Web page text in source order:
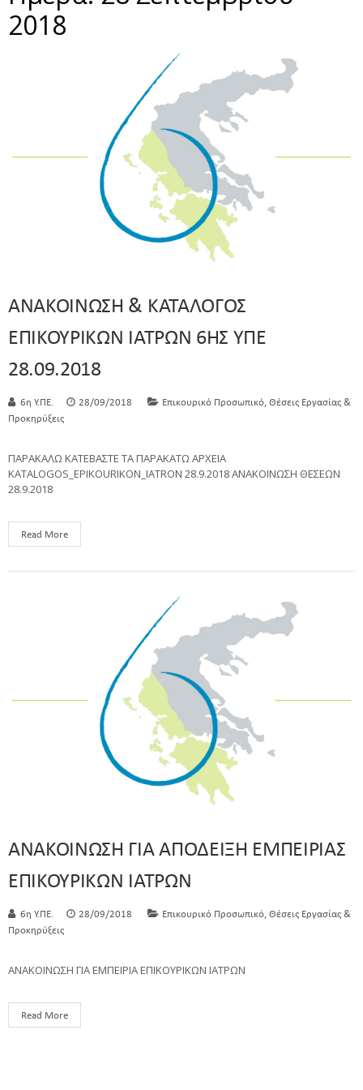
2018
ΑΝΑΚΟΙΝΩΣΗ & ΚΑΤΑΛΟΓΟΣ
ΕΠΙΚΟΥΡΙΚΩΝ ΙΑΤΡΩΝ 6ΗΣ ΥΠΕ
28.09.2018
6η Υ.ΠΕ. 28/09/2018 Επικουρικό Προσωπικό, Θέσεις Εργασίας &
Προκηρύξεις
ΠΑΡΑΚΑΛΩ ΚΑΤΕΒΑΣΤΕ ΤΑ ΠΑΡΑΚΑΤΩ ΑΡΧΕΙΑ
KATALOGOS_EPIKOURIKON_IATRON 28.9.2018 ΑΝΑΚΟΙΝΩΣΗ ΘΕΣΕΩΝ
28.9.2018
Read More
ΑΝΑΚΟΙΝΩΣΗ ΓΙΑ ΑΠΟΔΕΙΞΗ ΕΜΠΕΙΡΙΑΣ
ΕΠΙΚΟΥΡΙΚΩΝ ΙΑΤΡΩΝ
6η Υ.ΠΕ. 28/09/2018 Επικουρικό Προσωπικό, Θέσεις Εργασίας &
Προκηρύξεις
ΑΝΑΚΟΙΝΩΣΗ ΓΙΑ ΕΜΠΕΙΡΙΑ ΕΠΙΚΟΥΡΙΚΩΝ ΙΑΤΡΩΝ
Read More